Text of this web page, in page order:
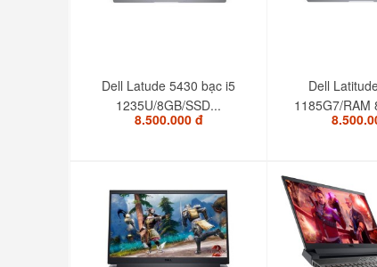
Dell Latude 5430 bạc i5
1235U/8GB/SSD...
8.500.000 đ
Dell
1185G7/RAM